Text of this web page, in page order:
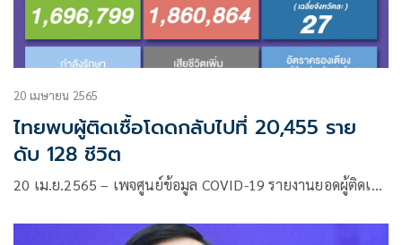
20 เมษายน 2565
ไทยพบผู้ติดเชื้อโดดกลับไปที่ 20,455 ราย
ดับ 128 ชีวิต
20 เม.ย.2565 – เพจศูนย์ข้อมูล COVID-19 รายงานยอดผู้ติดเ…